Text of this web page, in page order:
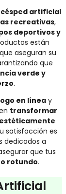
césped artificial
recreativas,
deportivos y
están
que aseguran su
que
verde y
.
en líneay
transformar
estéticamente
satisfacción es
dedicados a
que tus
rotundo.